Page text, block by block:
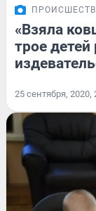
«Взяла
трое детей
25 сентября, 2020,